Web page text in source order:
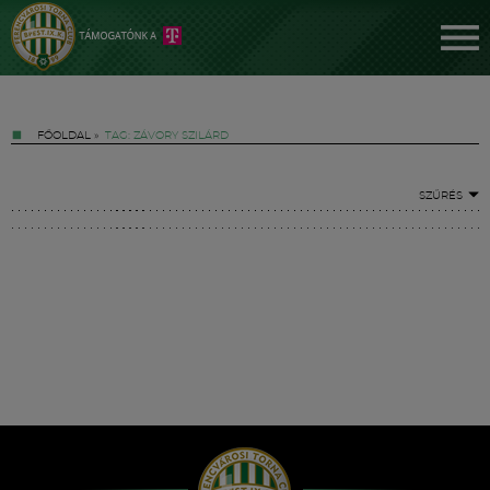
FŐOLDAL » TAG: ZÁVORY SZILÁRD
SZŰRÉS
Hírek